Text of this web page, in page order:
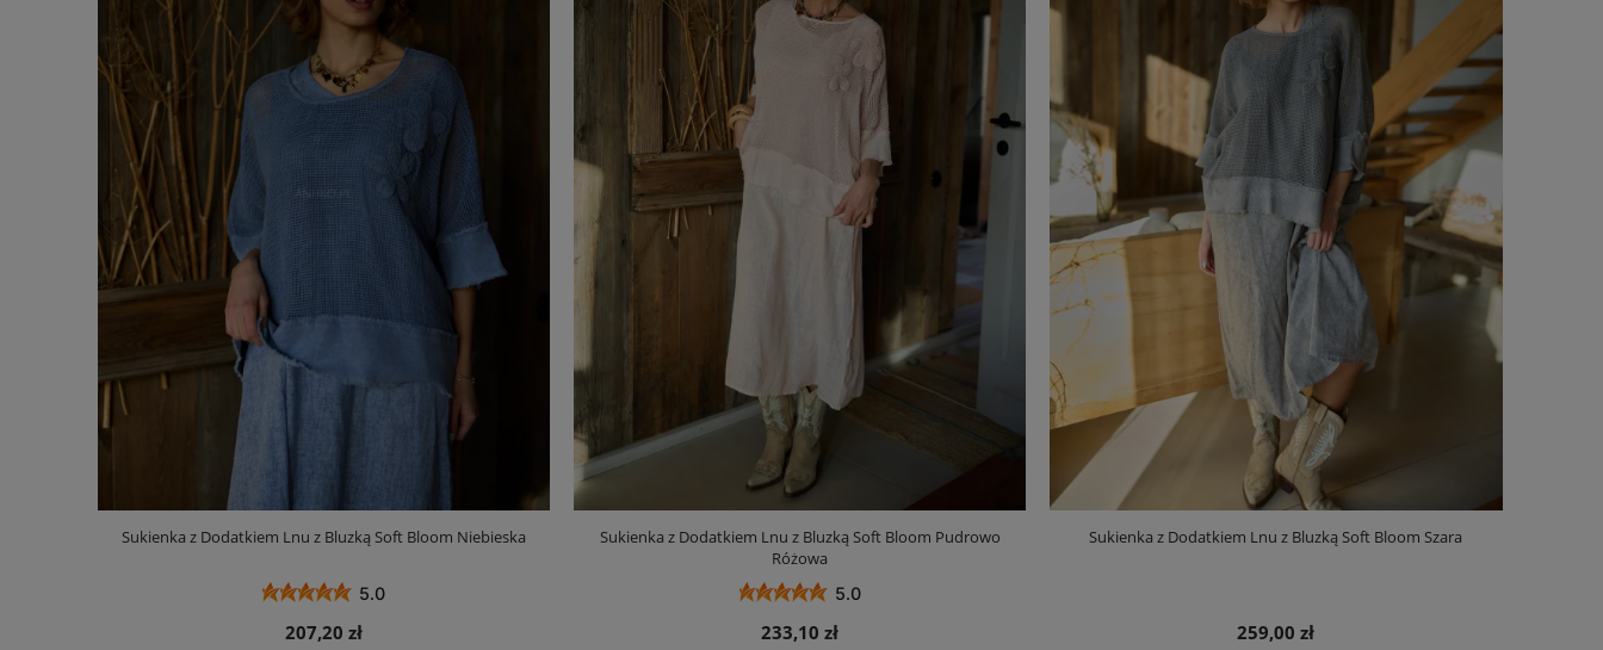
Sukienka z Dodatkiem Lnu z Bluzką Soft Bloom Niebieska
5.0
207,20 zł
Sukienka z Dodatkiem Lnu z Bluzką Soft Bloom Pudrowo
Różowa
5.0
233,10 zł
Sukienka z Dodatkiem Lnu z Bluzką Soft Bloom Szara
259,00 zł